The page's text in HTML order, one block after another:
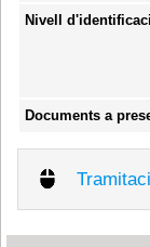
Nivell
Documents a